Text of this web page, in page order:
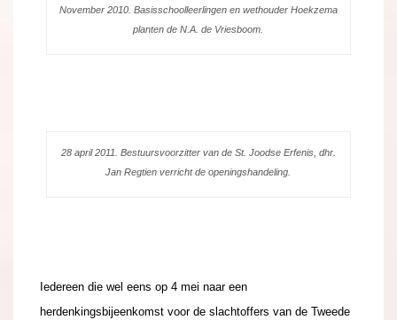
November 2010. Basisschoolleerlingen en wethouder Hoekzema
planten de N.A. de Vriesboom.
28 april 2011. Bestuursvoorzitter van de St. Joodse Erfenis, dhr.
Jan Regtien verricht de openingshandeling.
Iedereen die wel eens op 4 mei naar een
herdenkingsbijeenkomst voor de slachtoffers van de Tweede